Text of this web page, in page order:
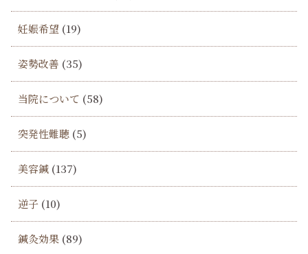
妊娠希望 (19)
姿勢改善 (35)
当院について (58)
突発性難聴 (5)
美容鍼 (137)
逆子 (10)
鍼灸効果 (89)